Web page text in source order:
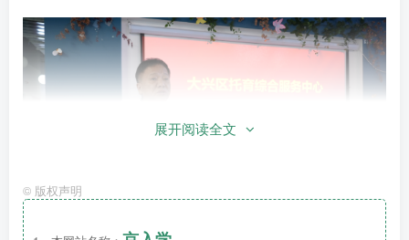
展开阅读全文
© 版权声明